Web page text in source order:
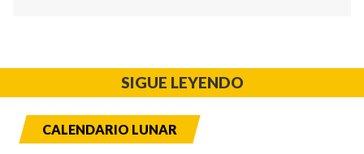
SIGUE LEYENDO
CALENDARIO LUNAR